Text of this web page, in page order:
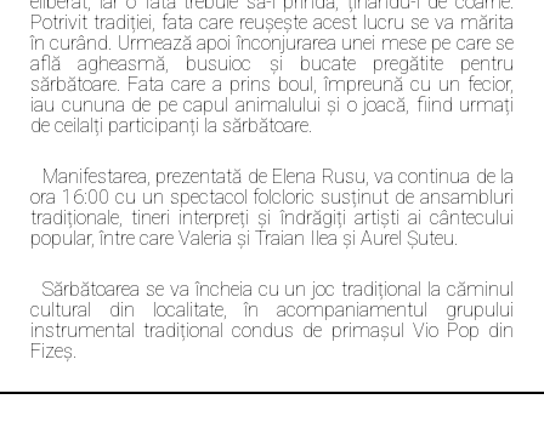
Potrivit tradiției, fata care reușește acest lucru se va mărita
în curând. Urmează apoi înconjurarea unei mese pe care se
află agheasmă, busuioc și bucate pregătite pentru
sărbătoare. Fata care a prins boul, împreună cu un fecior,
iau cununa de pe capul animalului și o joacă, fiind urmați
de ceilalți participanți la sărbătoare.
Manifestarea, prezentată de Elena Rusu, va continua de la
ora 16:00 cu un spectacol folcloric susținut de ansambluri
tradiționale, tineri interpreți și îndrăgiți artiști ai cântecului
popular, între care Valeria și Traian Ilea și Aurel Șuteu.
Sărbătoarea se va încheia cu un joc tradițional la căminul
cultural din localitate, în acompaniamentul grupului
instrumental tradițional condus de primașul Vio Pop din
Fizeș.